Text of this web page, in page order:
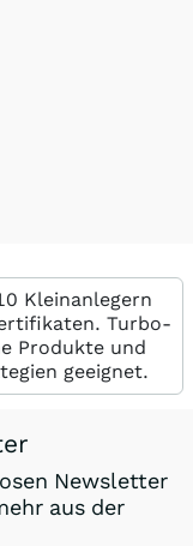
Kleinanlegern
Turbo-
Produkte und
geeignet.
Newsletter
aus der